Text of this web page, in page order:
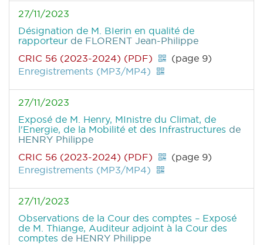
27/11/2023
Désignation de M. BIerin en qualité de
rapporteur de FLORENT Jean-Philippe
CRIC 56 (2023-2024) (PDF)
(page 9)
Enregistrements (MP3/MP4)
27/11/2023
Exposé de M. Henry, MInistre du Climat, de
l'Energie, de la Mobilité et des Infrastructures de
HENRY Philippe
CRIC 56 (2023-2024) (PDF)
(page 9)
Enregistrements (MP3/MP4)
27/11/2023
Observations de la Cour des comptes – Exposé
de M. Thiange, Auditeur adjoint à la Cour des
comptes de HENRY Philippe